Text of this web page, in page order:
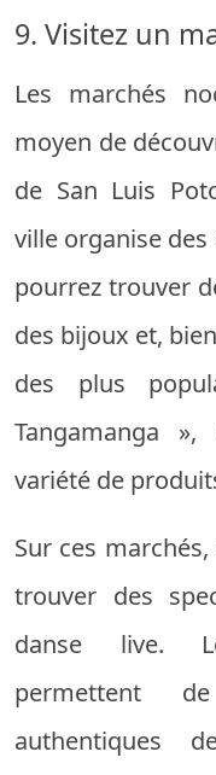
9. Visitez un
Les marchés
moyen de
de San Luis
ville organise
pourrez trouver
des bijoux et,
des plus
Tangamanga
variété de
Sur ces
trouver des
danse live.
permettent
authentiques